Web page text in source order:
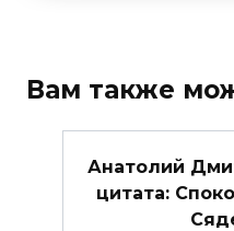
Вам также
Анатолий
цитата: